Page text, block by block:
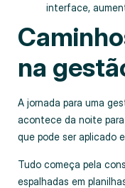
interface,
na
A jornada para uma
acontece da noite
que pode ser aplicado
Tudo começa pela
espalhadas em